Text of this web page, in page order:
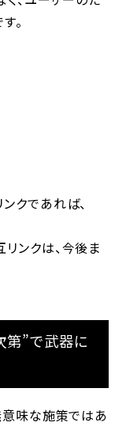
。
クであれば、
ンクは、今後ま
第”で武器に
意味な施策ではあ